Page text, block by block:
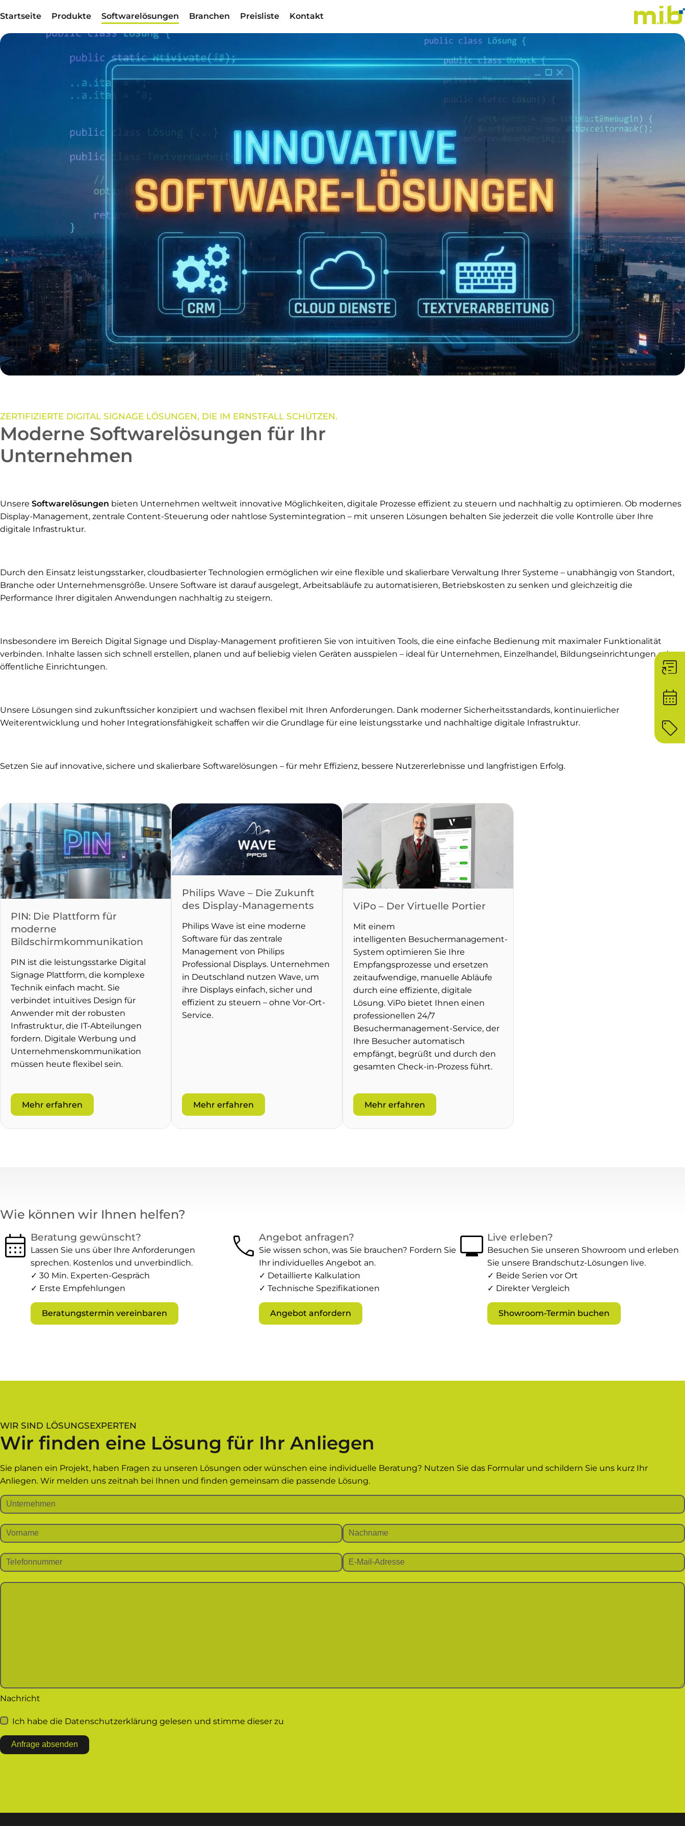
Startseite Produkte Softwarelösungen Branchen Preisliste Kontakt
ZERTIFIZIERTE DIGITAL SIGNAGE LÖSUNGEN, DIE IM ERNSTFALL SCHÜTZEN.
Moderne Softwarelösungen für Ihr
Unternehmen
Unsere Softwarelösungen bieten Unternehmen weltweit innovative Möglichkeiten, digitale Prozesse effizient zu steuern und nachhaltig zu optimieren. Ob modernes
Display-Management, zentrale Content-Steuerung oder nahtlose Systemintegration – mit unseren Lösungen behalten Sie jederzeit die volle Kontrolle über Ihre
digitale Infrastruktur.
Durch den Einsatz leistungsstarker, cloudbasierter Technologien ermöglichen wir eine flexible und skalierbare Verwaltung Ihrer Systeme – unabhängig von Standort,
Branche oder Unternehmensgröße. Unsere Software ist darauf ausgelegt, Arbeitsabläufe zu automatisieren, Betriebskosten zu senken und gleichzeitig die
Performance Ihrer digitalen Anwendungen nachhaltig zu steigern.
Insbesondere im Bereich Digital Signage und Display-Management profitieren Sie von intuitiven Tools, die eine einfache Bedienung mit maximaler Funktionalität
verbinden. Inhalte lassen sich schnell erstellen, planen und auf beliebig vielen Geräten ausspielen – ideal für Unternehmen, Einzelhandel, Bildungseinrichtungen oder
öffentliche Einrichtungen.
Unsere Lösungen sind zukunftssicher konzipiert und wachsen flexibel mit Ihren Anforderungen. Dank moderner Sicherheitsstandards, kontinuierlicher
Weiterentwicklung und hoher Integrationsfähigkeit schaffen wir die Grundlage für eine leistungsstarke und nachhaltige digitale Infrastruktur.
Setzen Sie auf innovative, sichere und skalierbare Softwarelösungen – für mehr Effizienz, bessere Nutzererlebnisse und langfristigen Erfolg.
PIN: Die Plattform für
moderne
Bildschirmkommunikation
PIN ist die leistungsstarke Digital
Signage Plattform, die komplexe
Technik einfach macht. Sie
verbindet intuitives Design für
Anwender mit der robusten
Infrastruktur, die IT-Abteilungen
fordern. Digitale Werbung und
Unternehmenskommunikation
müssen heute flexibel sein.
Mehr erfahren
Philips Wave – Die Zukunft
des Display-Managements
Philips Wave ist eine moderne
Software für das zentrale
Management von Philips
Professional Displays. Unternehmen
in Deutschland nutzen Wave, um
ihre Displays einfach, sicher und
effizient zu steuern – ohne Vor-Ort-
Service.
Mehr erfahren
ViPo – Der Virtuelle Portier
Mit einem
intelligenten Besuchermanagement-
System optimieren Sie Ihre
Empfangsprozesse und ersetzen
zeitaufwendige, manuelle Abläufe
durch eine effiziente, digitale
Lösung. ViPo bietet Ihnen einen
professionellen 24/7
Besuchermanagement-Service, der
Ihre Besucher automatisch
empfängt, begrüßt und durch den
gesamten Check-in-Prozess führt.
Mehr erfahren
Wie können wir Ihnen helfen?
calendar_month Beratung gewünscht?
Lassen Sie uns über Ihre Anforderungen
sprechen. Kostenlos und unverbindlich.
✓ 30 Min. Experten-Gespräch
✓ Erste Empfehlungen
Beratungstermin vereinbaren
call Angebot anfragen?
Sie wissen schon, was Sie brauchen? Fordern Sie
Ihr individuelles Angebot an.
✓ Detaillierte Kalkulation
✓ Technische Spezifikationen
Angebot anfordern
monitor Live erleben?
Besuchen Sie unseren Showroom und erleben
Sie unsere Brandschutz-Lösungen live.
✓ Beide Serien vor Ort
✓ Direkter Vergleich
Showroom-Termin buchen
article_shortcut
calendar_month
sell
WIR SIND LÖSUNGSEXPERTEN
Wir finden eine Lösung für Ihr Anliegen
Sie planen ein Projekt, haben Fragen zu unseren Lösungen oder wünschen eine individuelle Beratung? Nutzen Sie das Formular und schildern Sie uns kurz Ihr
Anliegen. Wir melden uns zeitnah bei Ihnen und finden gemeinsam die passende Lösung.
Nachricht
Ich habe die Datenschutzerklärung gelesen und stimme dieser zu